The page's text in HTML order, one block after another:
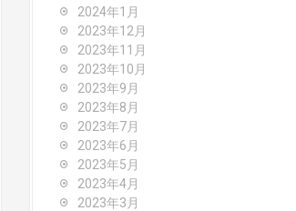
2024年1月
2023年12月
2023年11月
2023年10月
2023年9月
2023年8月
2023年7月
2023年6月
2023年5月
2023年4月
2023年3月